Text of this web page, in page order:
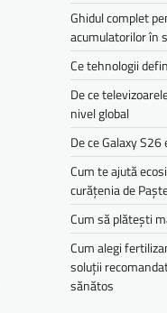
Ghidul complet
acumulatorilor în
Ce tehnologii
De ce
nivel global
De ce Galaxy
Cum te ajută
curățenia de
Cum să plătești
Cum alegi
soluții
sănătos